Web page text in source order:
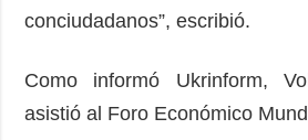
conciudadanos”, escribió.
Como informó Ukrinform,
asistió al Foro Económico